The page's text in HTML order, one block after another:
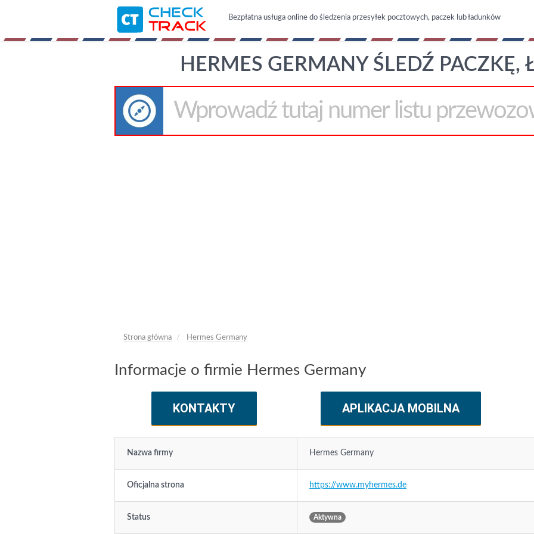
Bezpłatna usługa online do śledzenia przesyłek pocztowych, paczek lub ładunków
HERMES GERMANY ŚLEDŹ PACZKĘ,
Strona główna Hermes Germany
Informacje o firmie Hermes Germany
KONTAKTY APLIKACJA MOBILNA
Nazwa firmy Hermes Germany
Oficjalna strona https://www.myhermes.de
Status Aktywna